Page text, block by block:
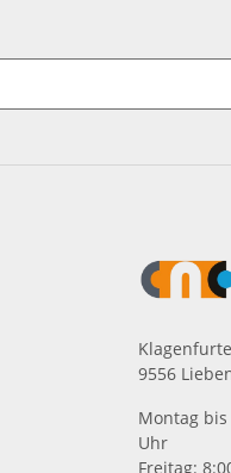
9556
Montag
Uhr
Freitag: